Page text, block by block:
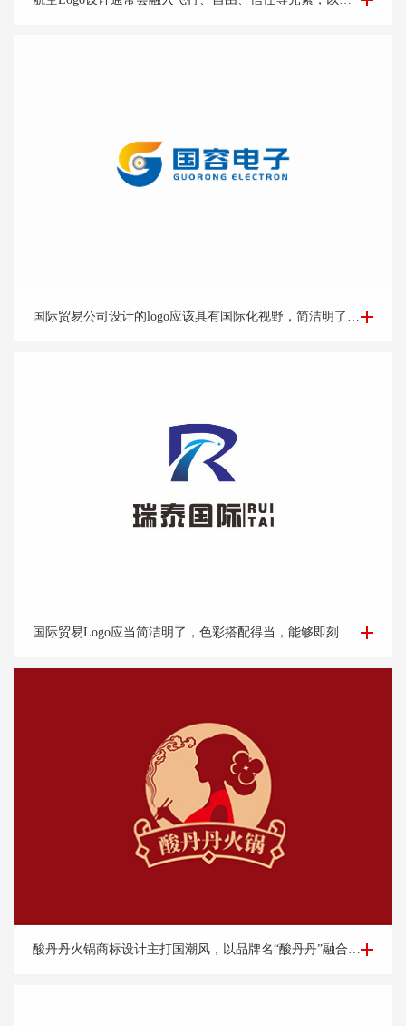
国际贸易Logo设计-外贸公司logo设计-logo设计公司
国际贸易Logo设计-外贸公司logo设计-logo设计公司 国际贸易Logo应当简洁明了，色彩搭配得当，能够即刻吸引目光并留下深刻印象。它应该能够体现企业的专业性和可靠性，并且在不同的文化背景下都能够被理解和接受。此外，Logo的设计还需考虑到其在各种媒介上的应用效果，如名片、网站、产品包装和宣传材料等。
餐饮logo设计-酸丹丹火锅商标设计案例